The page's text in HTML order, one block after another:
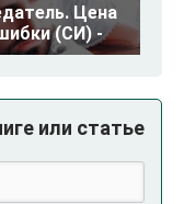
Цена
(СИ) -
или статье